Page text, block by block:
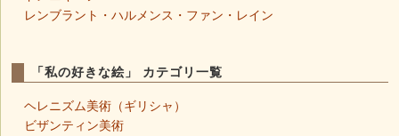
レンブラント・ハルメンス・ファン・レイン
「私の好きな絵」 カテゴリ一覧
ヘレニズム美術（ギリシャ）
ビザンティン美術